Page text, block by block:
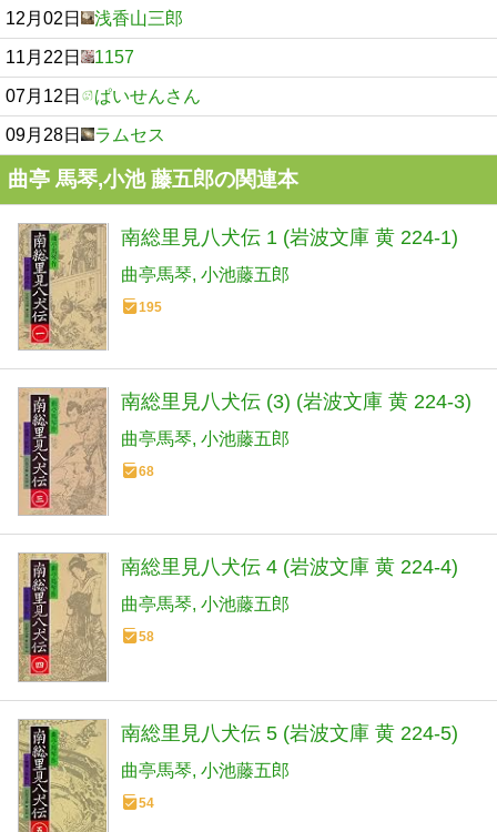
12月02日 浅香山三郎
11月22日 1157
07月12日 ぱいせんさん
09月28日 ラムセス
曲亭 馬琴,小池 藤五郎の関連本
南総里見八犬伝 1 (岩波文庫 黄 224-1)
曲亭馬琴 小池藤五郎
195
南総里見八犬伝 (3) (岩波文庫 黄 224-3)
曲亭馬琴 小池藤五郎
68
南総里見八犬伝 4 (岩波文庫 黄 224-4)
曲亭馬琴 小池藤五郎
58
南総里見八犬伝 5 (岩波文庫 黄 224-5)
曲亭馬琴 小池藤五郎
54